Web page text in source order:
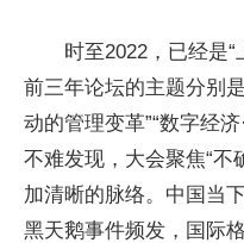
时至2022，已经是“
前三年论坛的主题分别
动的管理变革”“数字经
不难发现，大会聚焦“不
加清晰的脉络。中国当
黑天鹅事件频发，国际